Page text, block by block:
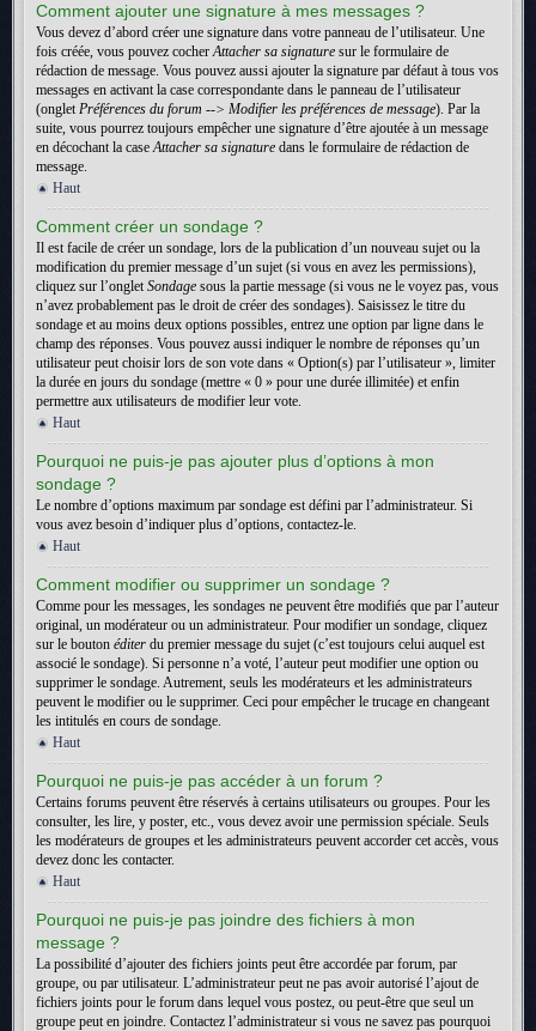
Comment ajouter une signature à mes messages ?
Vous devez d’abord créer une signature dans votre panneau de l’utilisateur. Une
fois créée, vous pouvez cocherAttacher sa signature sur le formulaire de
rédaction de message. Vous pouvez aussi ajouter la signature par défaut à tous vos
messages en activant la case correspondante dans le panneau de l’utilisateur
(ongletPréférences du forum --> Modifier les préférences de message). Par la
suite, vous pourrez toujours empêcher une signature d’être ajoutée à un message
en décochant la caseAttacher sa signature dans le formulaire de rédaction de
message.
Haut
Comment créer un sondage ?
Il est facile de créer un sondage, lors de la publication d’un nouveau sujet ou la
modification du premier message d’un sujet (si vous en avez les permissions),
cliquez sur l’ongletSondage sous la partie message (si vous ne le voyez pas, vous
n’avez probablement pas le droit de créer des sondages). Saisissez le titre du
sondage et au moins deux options possibles, entrez une option par ligne dans le
champ des réponses. Vous pouvez aussi indiquer le nombre de réponses qu’un
utilisateur peut choisir lors de son vote dans « Option(s) par l’utilisateur », limiter
la durée en jours du sondage (mettre « 0 » pour une durée illimitée) et enfin
permettre aux utilisateurs de modifier leur vote.
Haut
Pourquoi ne puis-je pas ajouter plus d’options à mon
sondage ?
Le nombre d’options maximum par sondage est défini par l’administrateur. Si
vous avez besoin d’indiquer plus d’options, contactez-le.
Haut
Comment modifier ou supprimer un sondage ?
Comme pour les messages, les sondages ne peuvent être modifiés que par l’auteur
original, un modérateur ou un administrateur. Pour modifier un sondage, cliquez
sur le bouton éditer du premier message du sujet (c’est toujours celui auquel est
associé le sondage). Si personne n’a voté, l’auteur peut modifier une option ou
supprimer le sondage. Autrement, seuls les modérateurs et les administrateurs
peuvent le modifier ou le supprimer. Ceci pour empêcher le trucage en changeant
les intitulés en cours de sondage.
Haut
Pourquoi ne puis-je pas accéder à un forum ?
Certains forums peuvent être réservés à certains utilisateurs ou groupes. Pour les
consulter, les lire, y poster, etc., vous devez avoir une permission spéciale. Seuls
les modérateurs de groupes et les administrateurs peuvent accorder cet accès, vous
devez donc les contacter.
Haut
Pourquoi ne puis-je pas joindre des fichiers à mon
message ?
La possibilité d’ajouter des fichiers joints peut être accordée par forum, par
groupe, ou par utilisateur. L’administrateur peut ne pas avoir autorisé l’ajout de
fichiers joints pour le forum dans lequel vous postez, ou peut-être que seul un
groupe peut en joindre. Contactez l’administrateur si vous ne savez pas pourquoi